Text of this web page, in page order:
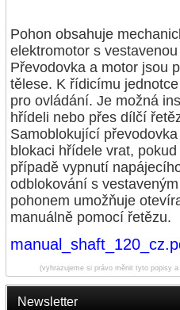
Newsletter
Pohon obsahuje
elektromotor s
Převodovka a motor jsou
tělese. K řídicímu
pro ovládání. Je možná
hřídeli nebo přes dílčí
Samoblokující
blokaci hřídele vrat,
případě vypnutí
odblokování s
pohonem umožňuje
manuálně pomocí řetězu.
(vyhrazujeme si právo měnit tyto popisy